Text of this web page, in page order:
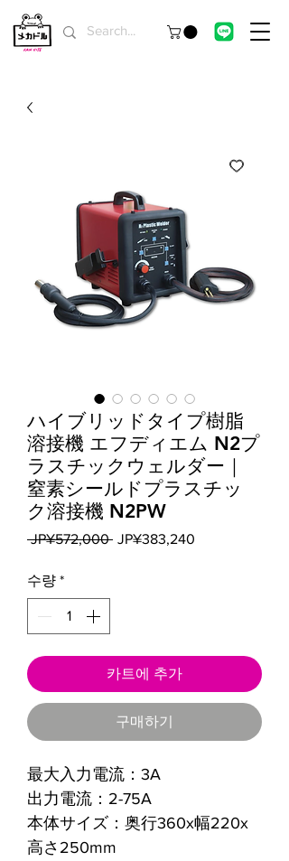
ハイブリッドタイプ樹脂
溶接機 エフディエム N2プ
ラスチックウェルダー｜
窒素シールドプラスチッ
ク溶接機 N2PW
JP¥572,000 일JP¥383,240
수량 *
카트에 추가
구매하기
最大入力電流：3A
出力電流：2-75A
本体サイズ：奥行360x幅220x
高さ250mm